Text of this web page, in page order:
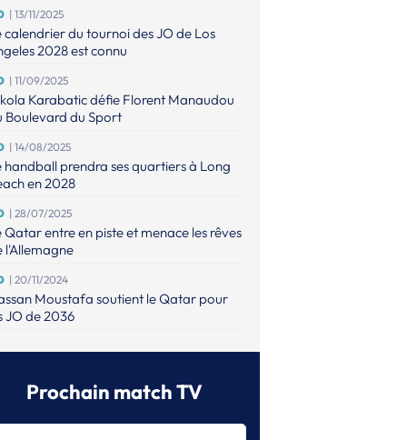
| 13/11/2025
calendrier du tournoi des JO de Los
2028 est connu
| 11/09/2025
Karabatic défie Florent Manaudou
Boulevard du Sport
| 14/08/2025
handball prendra ses quartiers à Long
en 2028
| 28/07/2025
Qatar entre en piste et menace les rêves
l'Allemagne
| 20/11/2024
Moustafa soutient le Qatar pour
JO de 2036
les JO
Prochain match TV